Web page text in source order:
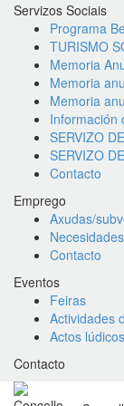
Servizos Sociais
Programa
TURISMO
Memoria
Memoria
Memoria
Información
SERVIZO
SERVIZO
Contacto
Emprego
Axudas/
Contacto
Eventos
Feiras
Actividades
Actos lúdicos
Contacto